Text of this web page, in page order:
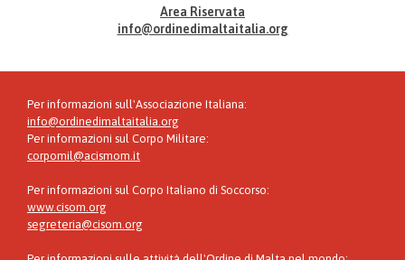
Area Riservata
info@ordinedimaltaitalia.org
Per informazioni sull'Associazione Italiana:
info@ordinedimaltaitalia.org
Per informazioni sul Corpo Militare:
corpomil@acismom.it
Per informazioni sul Corpo Italiano di Soccorso:
www.cisom.org
segreteria@cisom.org